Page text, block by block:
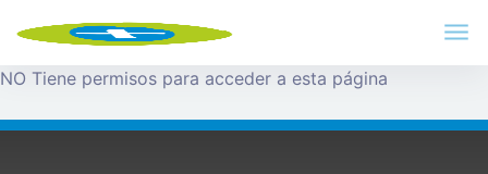
NO Tiene permisos para acceder a esta página